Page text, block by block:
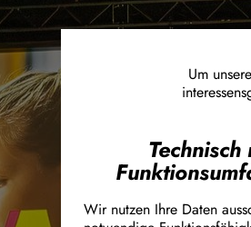
Um
Wir nutzen Ihre Daten